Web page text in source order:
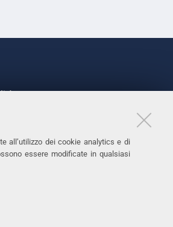
all’utilizzo dei cookie analytics e di
essere modificate in qualsiasi